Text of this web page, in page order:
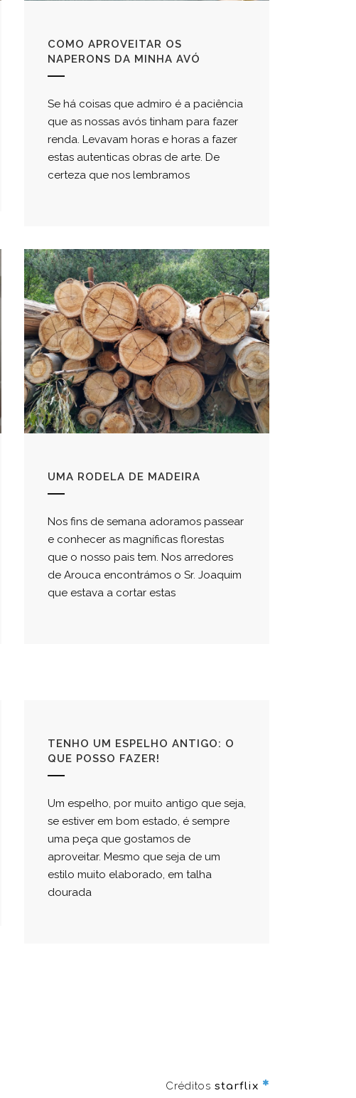
COMO APROVEITAR OS
NAPERONS DA MINHA AVÓ
Se há coisas que admiro é a paciência
que as nossas avós tinham para fazer
renda. Levavam horas e horas a fazer
estas autenticas obras de arte. De
certeza que nos lembramos
UMA RODELA DE MADEIRA
Nos fins de semana adoramos passear
e conhecer as magníficas florestas
que o nosso pais tem. Nos arredores
de Arouca encontrámos o Sr. Joaquim
que estava a cortar estas
TENHO UM ESPELHO ANTIGO: O
QUE POSSO FAZER!
Um espelho, por muito antigo que seja,
se estiver em bom estado, é sempre
uma peça que gostamos de
aproveitar. Mesmo que seja de um
estilo muito elaborado, em talha
dourada
Créditos starflix